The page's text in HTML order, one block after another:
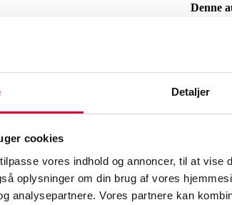
Detaljer
cookies
vores indhold og annoncer, til at vise
oplysninger om din brug af vores
analysepartnere. Vores partnere kan
Denne
Max Bill
Lignende varer